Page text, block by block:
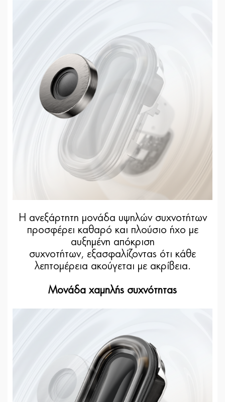
Η ανεξάρτητη μονάδα υψηλών συχνοτήτων
προσφέρει καθαρό και πλούσιο ήχο με
αυξημένη απόκριση
συχνοτήτων, εξασφαλίζοντας ότι κάθε
λεπτομέρεια ακούγεται με ακρίβεια.
Μονάδα χαμηλής συχνότητας